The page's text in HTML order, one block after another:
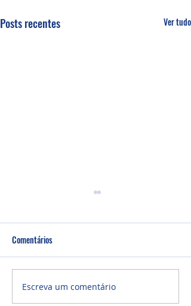
Posts recentes Ver tudo
Culto Manhã - 09/08/2026
Comentários
Escreva um comentário